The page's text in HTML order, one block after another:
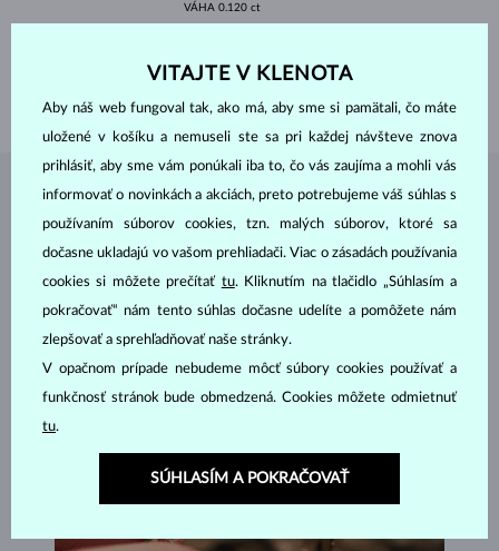
VÁHA 0.120 ct
18.00 mm
ŠPERKY ZATELIÉRU KLENOTA
VITAJTE V KLENOTA
Aby náš web fungoval tak, ako má, aby sme si pamätali, čo máte
uložené v košíku a nemuseli ste sa pri každej návšteve znova
prihlásiť, aby sme vám ponúkali iba to, čo vás zaujíma a mohli vás
informovať o novinkách a akciách, preto potrebujeme váš súhlas s
používaním súborov cookies, tzn. malých súborov, ktoré sa
dočasne ukladajú vo vašom prehliadači. Viac o zásadách používania
cookies si môžete prečítať tu. Kliknutím na tlačidlo „Súhlasím a
pokračovať“ nám tento súhlas dočasne udelíte a pomôžete nám
zlepšovať a sprehľadňovať naše stránky.
V opačnom prípade nebudeme môcť súbory cookies používať a
funkčnosť stránok bude obmedzená. Cookies môžete odmietnuť
tu.
SÚHLASÍM A POKRAČOVAŤ